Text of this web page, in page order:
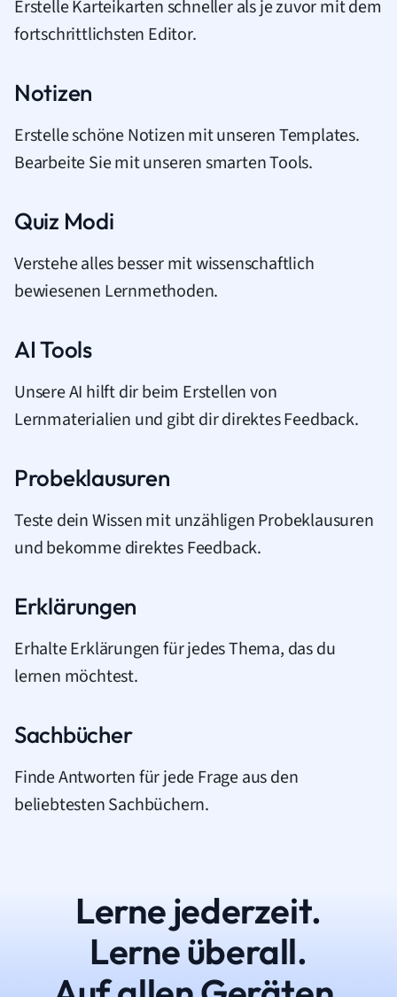
Erstelle Karteikarten schneller als je zuvor mit dem
fortschrittlichsten Editor.
Notizen
Erstelle schöne Notizen mit unseren Templates.
Bearbeite Sie mit unseren smarten Tools.
Quiz Modi
Verstehe alles besser mit wissenschaftlich
bewiesenen Lernmethoden.
AI Tools
Unsere AI hilft dir beim Erstellen von
Lernmaterialien und gibt dir direktes Feedback.
Probeklausuren
Teste dein Wissen mit unzähligen Probeklausuren
und bekomme direktes Feedback.
Erklärungen
Erhalte Erklärungen für jedes Thema, das du
lernen möchtest.
Sachbücher
Finde Antworten für jede Frage aus den
beliebtesten Sachbüchern.
Lerne jederzeit.
Lerne überall.